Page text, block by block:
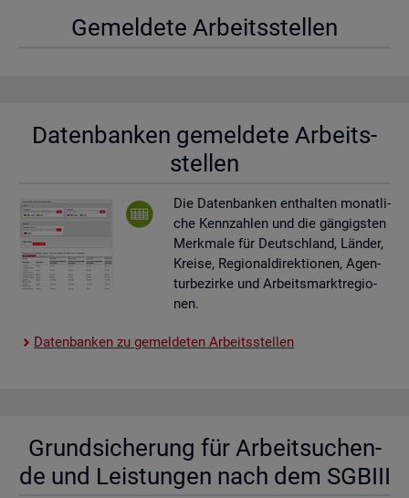
Ge­mel­de­te Ar­beits­stel­len
Da­ten­ban­ken ge­mel­de­te Ar­beits­
stel­len
Die Da­ten­ban­ken ent­hal­ten mo­nat­li­
che Kenn­zah­len und die gän­gigs­ten
Merk­ma­le für Deutsch­land, Län­der,
Krei­se, Re­gio­nal­di­rek­tio­nen, Agen­
tur­be­zir­ke und Ar­beits­markt­re­gio­
nen.
Da­ten­ban­ken zu ge­mel­de­ten Ar­beits­stel­len
Grund­si­che­rung für Ar­beit­su­chen­
de und Leis­tun­gen nach dem SGBIII